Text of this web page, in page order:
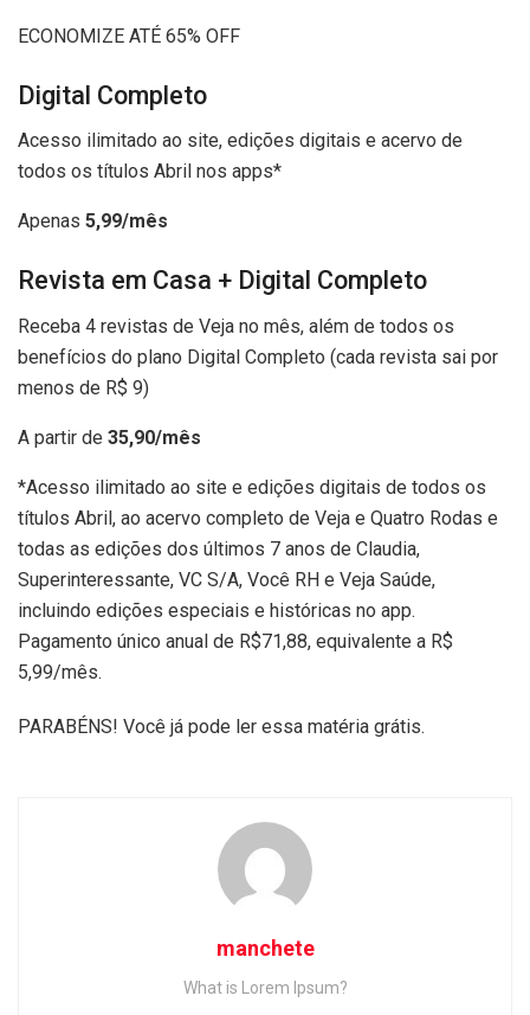
ECONOMIZE ATÉ 65% OFF
Digital Completo
Acesso ilimitado ao site, edições digitais e acervo de
todos os títulos Abril nos apps*
Apenas 5,99/mês
Revista em Casa + Digital Completo
Receba 4 revistas de Veja no mês, além de todos os
benefícios do plano Digital Completo (cada revista sai por
menos de R$ 9)
A partir de 35,90/mês
*Acesso ilimitado ao site e edições digitais de todos os
títulos Abril, ao acervo completo de Veja e Quatro Rodas e
todas as edições dos últimos 7 anos de Claudia,
Superinteressante, VC S/A, Você RH e Veja Saúde,
incluindo edições especiais e históricas no app.
Pagamento único anual de R$71,88, equivalente a R$
5,99/mês.
PARABÉNS! Você já pode ler essa matéria grátis.
manchete
What is Lorem Ipsum?